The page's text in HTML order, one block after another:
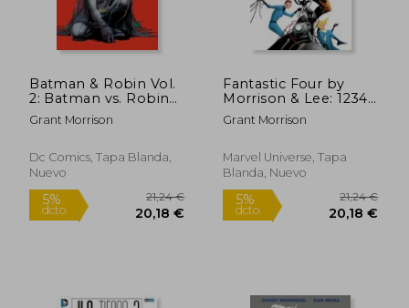
Batman & Robin Vol.
2: Batman vs. Robin
(en Inglés)
Grant Morrison
Dc Comics, Tapa Blanda,
Nuevo
Fantastic Four by
Morrison & Lee: 1234
[New Printing] (en
Inglés)
Grant Morrison
Marvel Universe, Tapa
Blanda, Nuevo